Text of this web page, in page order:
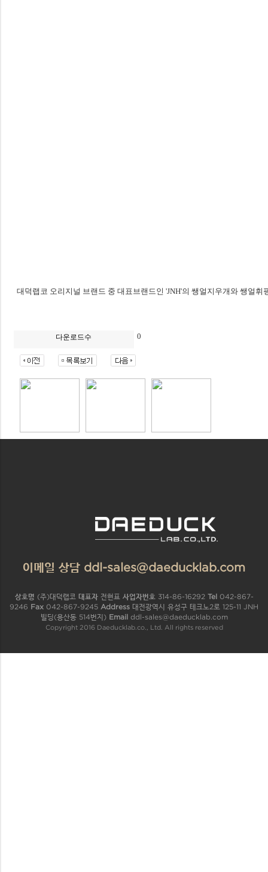
대덕랩코 오리지널 브랜드 중 대표브랜드인 'JNH'의 쌩얼지우개와 쌩얼
다운로드수 0
이메일 상담 ddl-sales@daeducklab.com
상호명 (주)대덕랩코 대표자전현표 사업자번호 314-86-16292 Tel042-867-
9246 Fax 042-867-9245 Address 대전광역시 유성구 테크노2로 125-11 JNH
빌딩(용산동 514번지) Emailddl-sales@daeducklab.com
Copyright 2016 Daeducklab.co., Ltd. All rights reserved